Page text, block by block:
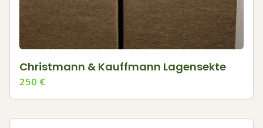
Christmann & Kauffmann Lagensekte
250 €